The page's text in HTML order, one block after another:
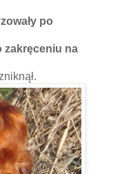
po
zakręceniu na